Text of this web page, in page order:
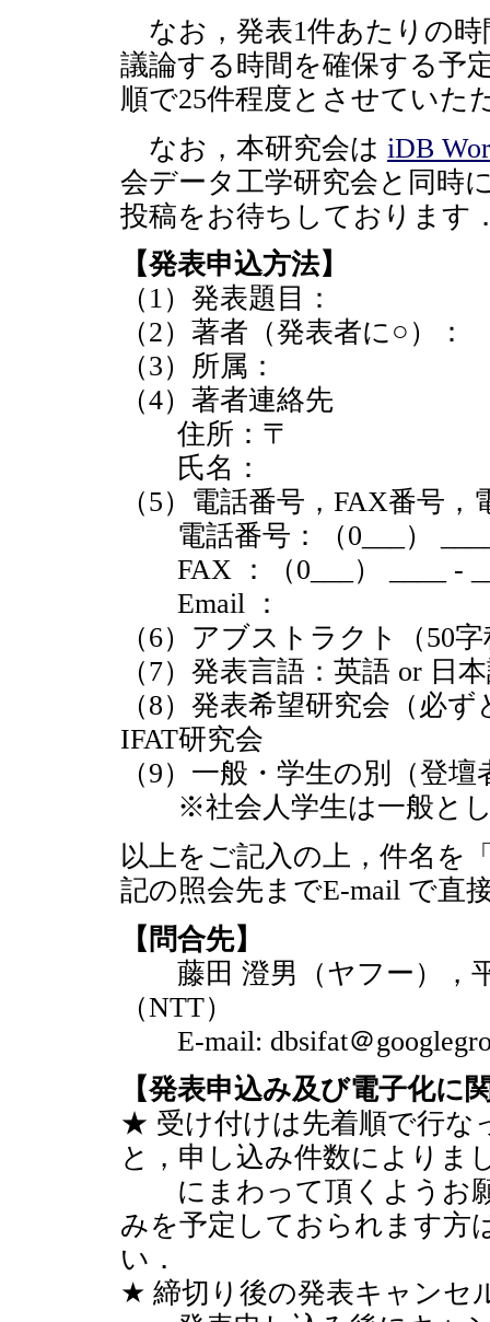
なお，発表1件あたりの時
議論する時間を確保する予
順で25件程度とさせていた
なお，本研究会は iDB
会データ工学研究会と同時
投稿をお待ちしております
【発表申込方法】
（1）発表題目：
（2）著者（発表者に○）：
（3）所属：
（4）著者連絡先
住所：〒
氏名：
（5）電話番号，FAX番号
電話番号：（0___）
FAX ：（0___） ____ -
Email ：
（6）アブストラクト（50
（7）発表言語：英語 or 日
（8）発表希望研究会（必
IFAT研究会
（9）一般・学生の別（登
※社会人学生は一般とし
以上をご記入の上，件名を
記の照会先までE-mail で直
【問合先】
藤田 澄男（ヤフー），
（NTT）
E-mail: dbsifat＠
【発表申込み及び電子化に
★ 受け付けは先着順で行な
と，申し込み件数によりま
にまわって頂くようお願
みを予定しておられます方
い．
★ 締切り後の発表キャンセ